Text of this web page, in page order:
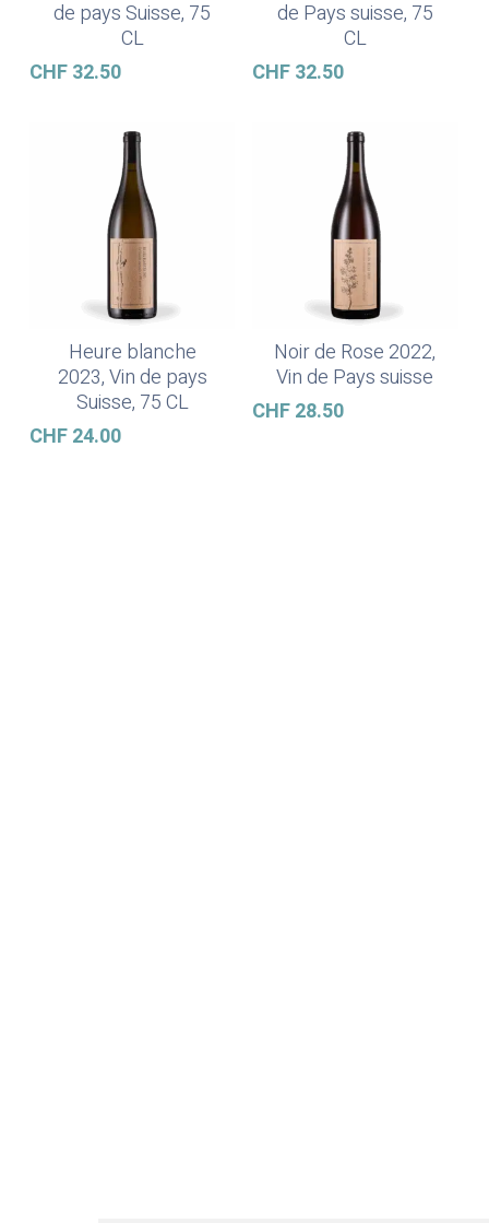
de pays Suisse, 75
CL
CHF32.50
de Pays suisse, 75
CL
CHF32.50
Lire La Suite
Heure blanche
2023, Vin de pays
Suisse, 75 CL
CHF24.00
Lire La Suite
Noir de Rose 2022,
Vin de Pays suisse
CHF28.50